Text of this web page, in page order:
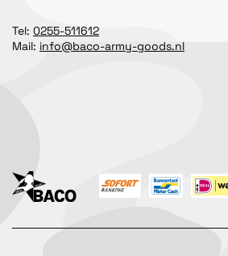
Tel: 0255-511612
Mail: info@baco-army-goods.nl